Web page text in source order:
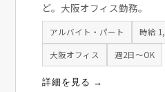
ど。大阪オフィス勤務。
アルバイト・パート 時給
大阪オフィス 週2日〜OK
詳細を見る →